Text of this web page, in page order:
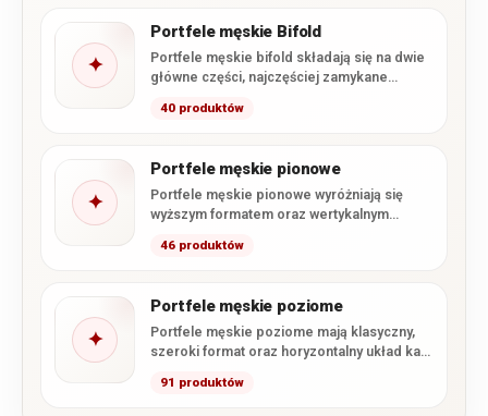
✦
Portfele męskie Bifold
Portfele męskie bifold składają się na dwie
główne części, najczęściej zamykane
40 produktów
✦
Portfele męskie pionowe
Portfele męskie pionowe wyróżniają się
wyższym formatem oraz wertykalnym
znajdują…
46 produktów
✦
Portfele męskie poziome
Portfele męskie poziome mają klasyczny,
szeroki format oraz horyzontalny układ kart
91 produktów